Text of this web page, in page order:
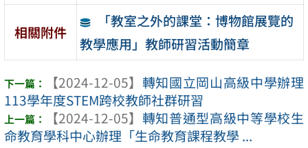
相關附件
「教室之外的課堂：博物館展覽的
教學應用」教師研習活動簡章
【2024-12-05】 轉知國立岡山高級中學辦理
113學年度STEM跨校教師社群研習
【2024-12-05】 轉知普通型高級中等學校生
命教育學科中心辦理「生命教育課程教學 ...